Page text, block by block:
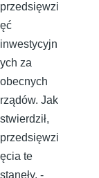
przedsięwzi
ęć
inwestycyjn
ych za
obecnych
rządów. Jak
stwierdził,
przedsięwzi
ęcia te
stanęły. -